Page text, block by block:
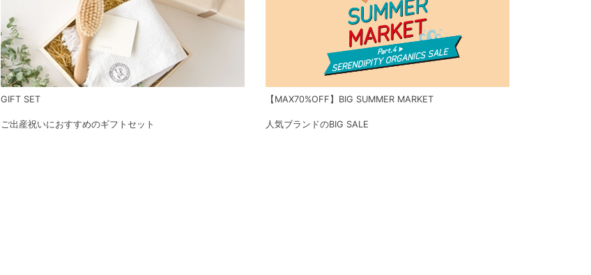
GIFT SET
ご出産祝いにおすすめのギフトセット
【MAX70%OFF】BIG SUMMER MARKET
人気ブランドのBIG SALE